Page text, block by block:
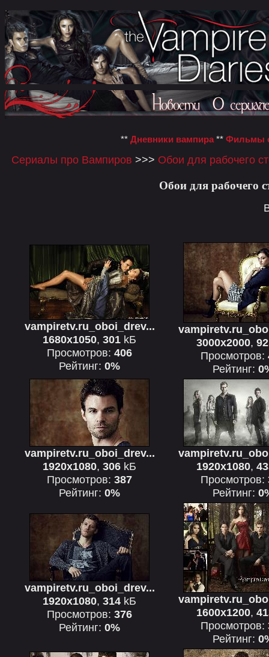
** Дневники вампира ** Фильмы
Сериалы про Вампиров >>> Обои для рабочего
Обои для рабочего
vampiretv.ru_oboi_drev...
1680x1050, 301 kБ
Просмотров: 406
Рейтинг: 0%
3000x2000,
Просмотров:
Рейтинг:
vampiretv.ru_oboi_drev...
1920x1080, 306 kБ
Просмотров: 387
Рейтинг: 0%
1920x1080,
Просмотров:
Рейтинг:
vampiretv.ru_oboi_drev...
1920x1080, 314 kБ
Просмотров: 376
Рейтинг: 0%
1600x1200,
Просмотров:
Рейтинг: